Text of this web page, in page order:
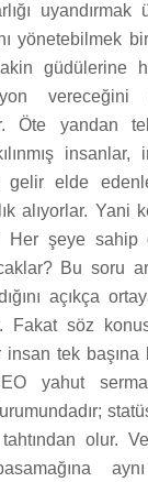
yönetebilmek
güdülerine
vereceğini
Öte yandan
insanlar,
gelir elde
alıyorlar. Yani
Her şeye sahip
Bu soru
açıkça
Fakat söz
tek
yahut
olur.